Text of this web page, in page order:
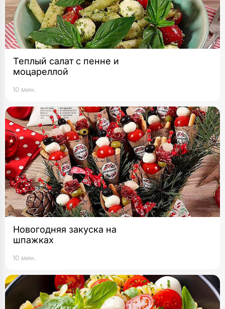
Теплый салат с пенне и
моцареллой
10 мин.
Новогодняя закуска на
шпажках
10 мин.